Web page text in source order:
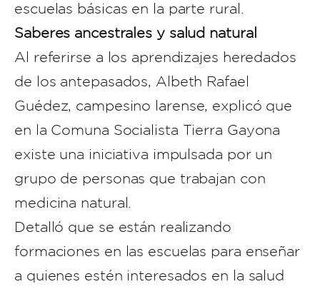
escuelas básicas en la parte rural.
Saberes ancestrales y salud natural
Al referirse a los aprendizajes heredados
de los antepasados, Albeth Rafael
Guédez, campesino larense, explicó que
en la Comuna Socialista Tierra Gayona
existe una iniciativa impulsada por un
grupo de personas que trabajan con
medicina natural.
Detalló que se están realizando
formaciones en las escuelas para enseñar
a quienes estén interesados en la salud